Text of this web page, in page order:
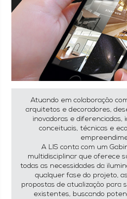
Atuando em colaboração
arquitetos e decoradores,
inovadoras e diferenciadas,
conceituais, técnicas e
A LIS conta com um
multidisciplinar que oferece
todas as necessidades da
qualquer fase do projeto,
propostas de atualização para
existentes, buscando